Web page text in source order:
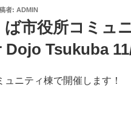
者: ADMIN
ば市役所コミュ
Dojo Tsukuba
ュニティ棟で開催します！